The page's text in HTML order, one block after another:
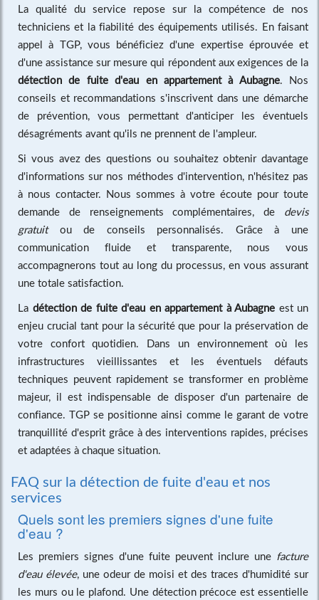
La qualité du service repose sur la compétence de nos
techniciens et la fiabilité des équipements utilisés. En faisant
appel à TGP, vous bénéficiez d'une expertise éprouvée et
d'une assistance sur mesure qui répondent aux exigences de la
détection de fuite d'eau en appartement à Aubagne. Nos
conseils et recommandations s'inscrivent dans une démarche
de prévention, vous permettant d'anticiper les éventuels
désagréments avant qu'ils ne prennent de l'ampleur.
Si vous avez des questions ou souhaitez obtenir davantage
d'informations sur nos méthodes d'intervention, n'hésitez pas
à nous contacter. Nous sommes à votre écoute pour toute
demande de renseignements complémentaires, de devis
gratuitou de conseils personnalisés. Grâce à une
communication fluide et transparente, nous vous
accompagnerons tout au long du processus, en vous assurant
une totale satisfaction.
La détection de fuite d'eau en appartement à Aubagne est un
enjeu crucial tant pour la sécurité que pour la préservation de
votre confort quotidien. Dans un environnement où les
infrastructures vieillissantes et les éventuels défauts
techniques peuvent rapidement se transformer en problème
majeur, il est indispensable de disposer d'un partenaire de
confiance. TGP se positionne ainsi comme le garant de votre
tranquillité d'esprit grâce à des interventions rapides, précises
et adaptées à chaque situation.
FAQ sur la détection de fuite d'eau et nos
services
Quels sont les premiers signes d'une fuite
d'eau ?
Les premiers signes d'une fuite peuvent inclure une facture
d'eau élevée, une odeur de moisi et des traces d'humidité sur
les murs ou le plafond. Une détection précoce est essentielle